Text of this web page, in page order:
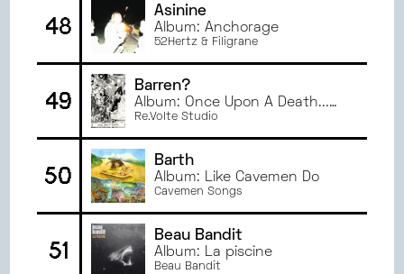
48
Asinine
Album: Anchorage
52Hertz & Filigrane
49
Barren?
Album: Once Upon A Death...
Our National Industry
Re.Volte Studio
50
Barth
Album: Like Cavemen Do
Cavemen Songs
51
Beau Bandit
Album: La piscine
Beau Bandit